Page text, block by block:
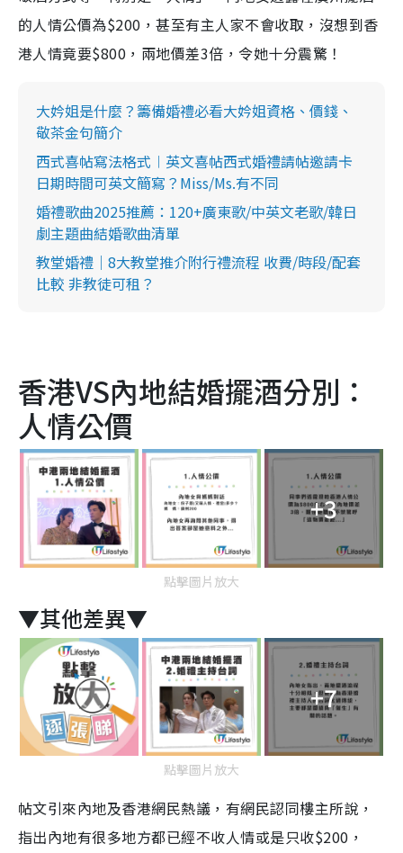
的人情公價為$200，甚至有主人家不會收取，沒想到香
港人情竟要$800，兩地價差3倍，令她十分震驚！
大妗姐是什麼？籌備婚禮必看大妗姐資格、價錢、
敬茶金句簡介
西式喜帖寫法格式︱英文喜帖西式婚禮請帖邀請卡
日期時間可英文簡寫？Miss/Ms.有不同
婚禮歌曲2025推薦：120+廣東歌/中英文老歌/韓日
劇主題曲結婚歌曲清單
教堂婚禮｜8大教堂推介附行禮流程 收費/時段/配套
比較 非教徒可租？
香港VS內地結婚擺酒分別：
人情公價
+3
點擊圖片放大
▼其他差異▼
+7
點擊圖片放大
帖文引來內地及香港網民熱議，有網民認同樓主所說，
指出內地有很多地方都已經不收人情或是只收$200，